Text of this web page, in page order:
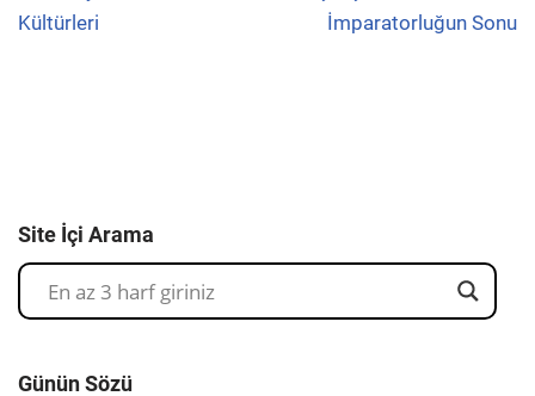
Kültürleri
İmparatorluğun Sonu
Site İçi Arama
Günün Sözü